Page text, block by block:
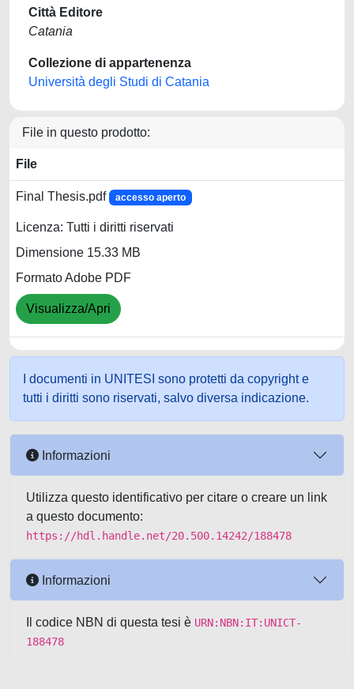
Città Editore
Catania
Collezione di appartenenza
Università degli Studi di Catania
File in questo prodotto:
File
Final Thesis.pdf accesso aperto
Licenza: Tutti i diritti riservati
Dimensione 15.33 MB
Formato Adobe PDF
Visualizza/Apri
I documenti in UNITESI sono protetti da copyright e
tutti i diritti sono riservati, salvo diversa indicazione.
Informazioni
Utilizza questo identificativo per citare o creare un link
a questo documento:
https://hdl.handle.net/20.500.14242/188478
Informazioni
Il codice NBN di questa tesi è URN:NBN:IT:UNICT-
188478